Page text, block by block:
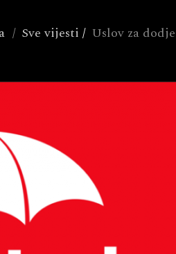
/ Sve vijesti / Uslov za